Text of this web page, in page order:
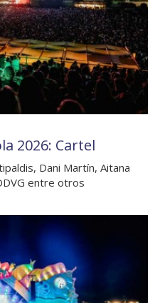
2026: Cartel
Dani Martín, Aitana
entre otros